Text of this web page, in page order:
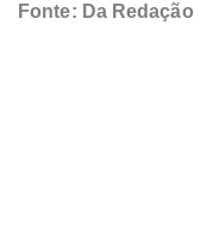
Fonte: Da Redação